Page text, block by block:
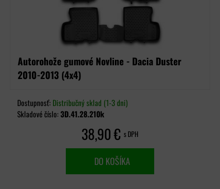
Autorohože gumové Novline - Dacia Duster
2010-2013 (4x4)
Dostupnosť: Distribučný sklad (1-3 dni)
Skladové číslo:3D.41.28.210k
38,90 € s DPH
DO KOŠÍKA